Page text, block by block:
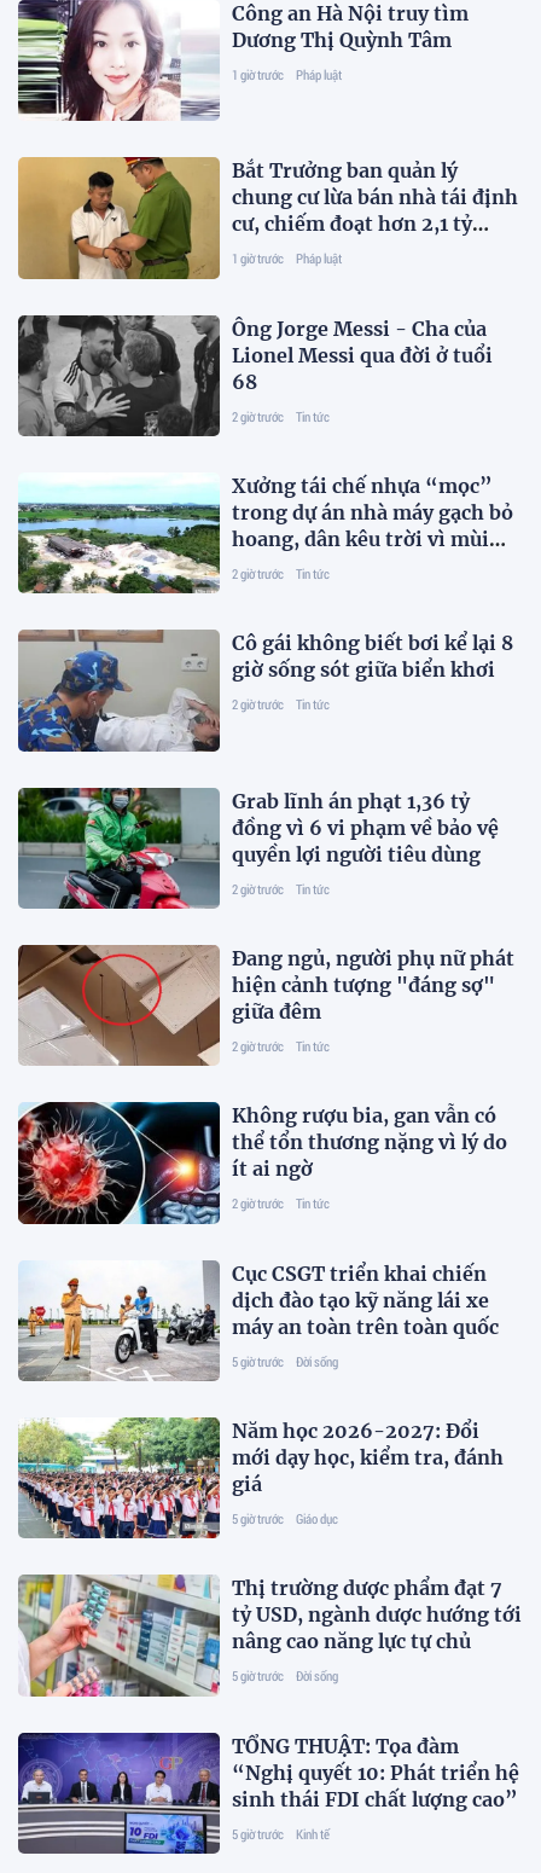
Công an Hà Nội truy tìm
Dương Thị Quỳnh Tâm
1 giờ trước Pháp luật
Bắt Trưởng ban quản lý
chung cư lừa bán nhà tái định
cư, chiếm đoạt hơn 2,1 tỷ
đồng
1 giờ trước Pháp luật
Ông Jorge Messi - Cha của
Lionel Messi qua đời ở tuổi
68
2 giờ trước Tin tức
Xưởng tái chế nhựa “mọc”
trong dự án nhà máy gạch bỏ
hoang, dân kêu trời vì mùi
hôi
2 giờ trước Tin tức
Cô gái không biết bơi kể lại 8
giờ sống sót giữa biển khơi
2 giờ trước Tin tức
Grab lĩnh án phạt 1,36 tỷ
đồng vì 6 vi phạm về bảo vệ
quyền lợi người tiêu dùng
2 giờ trước Tin tức
Đang ngủ, người phụ nữ phát
hiện cảnh tượng "đáng sợ"
giữa đêm
2 giờ trước Tin tức
Không rượu bia, gan vẫn có
thể tổn thương nặng vì lý do
ít ai ngờ
2 giờ trước Tin tức
Cục CSGT triển khai chiến
dịch đào tạo kỹ năng lái xe
máy an toàn trên toàn quốc
5 giờ trước Đời sống
Năm học 2026-2027: Đổi
mới dạy học, kiểm tra, đánh
giá
5 giờ trước Giáo dục
Thị trường dược phẩm đạt 7
tỷ USD, ngành dược hướng tới
nâng cao năng lực tự chủ
5 giờ trước Đời sống
TỔNG THUẬT: Tọa đàm
“Nghị quyết 10: Phát triển hệ
sinh thái FDI chất lượng cao”
5 giờ trước Kinh tế